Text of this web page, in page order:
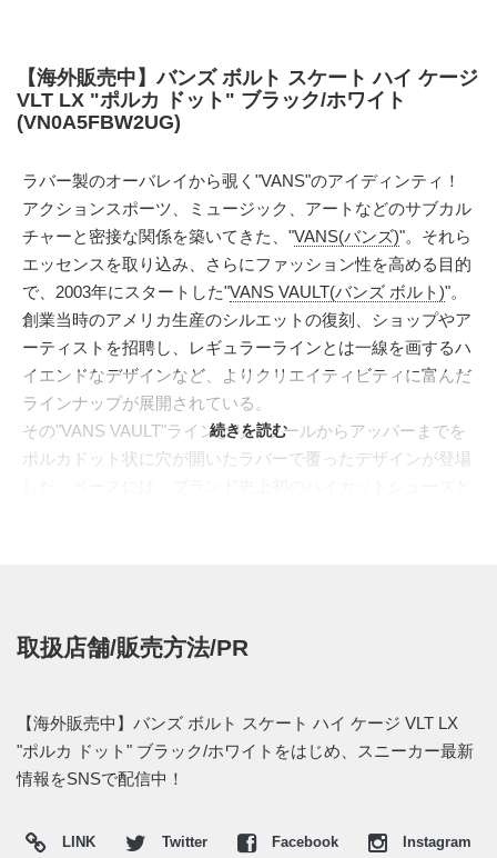
【海外販売中】バンズ ボルト スケート ハイ ケージ
VLT LX "ポルカ ドット" ブラック/ホワイト
(VN0A5FBW2UG)
ラバー製のオーバレイから覗く"VANS"のアイディンティ！
アクションスポーツ、ミュージック、アートなどのサブカル
チャーと密接な関係を築いてきた、"VANS(バンズ)"。それら
エッセンスを取り込み、さらにファッション性を高める目的
で、2003年にスタートした"VANS VAULT(バンズ ボルト)"。
創業当時のアメリカ生産のシルエットの復刻、ショップやア
ーティストを招聘し、レギュラーラインとは一線を画するハ
イエンドなデザインなど、よりクリエイティビティに富んだ
ラインナップが展開されている。
その"VANS VAULT"ラインより、ソールからアッパーまでを
ポルカドット状に穴が開いたラバーで覆ったデザインが登場
までに無い大胆でユニークなデザインながら、モノトーンで
海外では2021年1月20日より販売中。価格は$120。 また新た
な情報が入り次第、スニーカーウォーズの Twitter
Facebook
などで報告したい。
(pic. CNCPTS)
続きを読む
取扱店舗/販売方法/PR
【海外販売中】バンズ ボルト スケート ハイ ケージ VLT LX
"ポルカ ドット" ブラック/ホワイトをはじめ、スニーカー最新
情報をSNSで配信中！
LINK Twitter Facebook Instagram